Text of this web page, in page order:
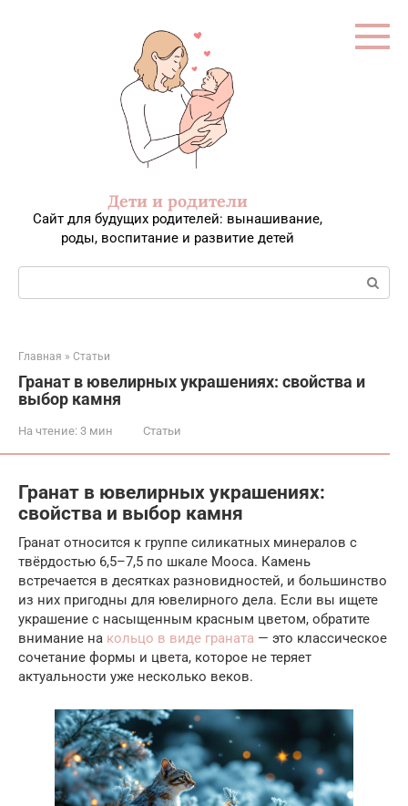
Дети и родители
Сайт для будущих родителей: вынашивание,
роды, воспитание и развитие детей
Поиск:
Главная » Статьи
Гранат в ювелирных украшениях: свойства и
выбор камня
На чтение: 3 мин Статьи
Гранат в ювелирных украшениях:
свойства и выбор камня
Гранат относится к группе силикатных минералов с
твёрдостью 6,5–7,5 по шкале Мооса. Камень
встречается в десятках разновидностей, и большинство
из них пригодны для ювелирного дела. Если вы ищете
украшение с насыщенным красным цветом, обратите
внимание на кольцо в виде граната — это классическое
сочетание формы и цвета, которое не теряет
актуальности уже несколько веков.